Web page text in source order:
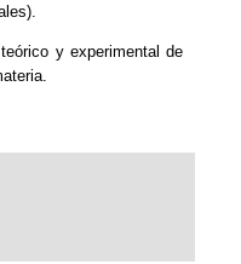
y experimental de